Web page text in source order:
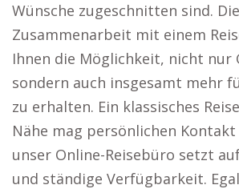
Wünsche zugeschnitten sind. Die
Zusammenarbeit mit einem
Ihnen die Möglichkeit, nicht nur
sondern auch insgesamt mehr
zu erhalten. Ein klassisches
Nähe mag persönlichen
unser Online-Reisebüro setzt
und ständige Verfügbarkeit.